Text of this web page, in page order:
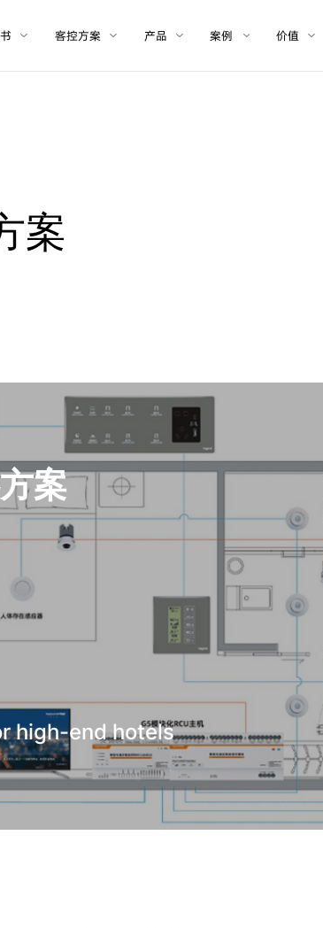
客控方案 产品 案例 价值
案
案
high-end hotels